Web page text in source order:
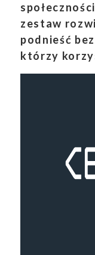
zestaw
podnieść
którzy